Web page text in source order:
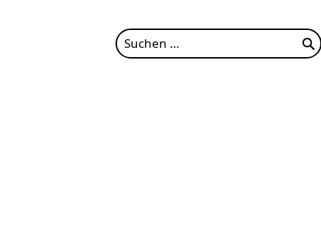
Suche
nach: